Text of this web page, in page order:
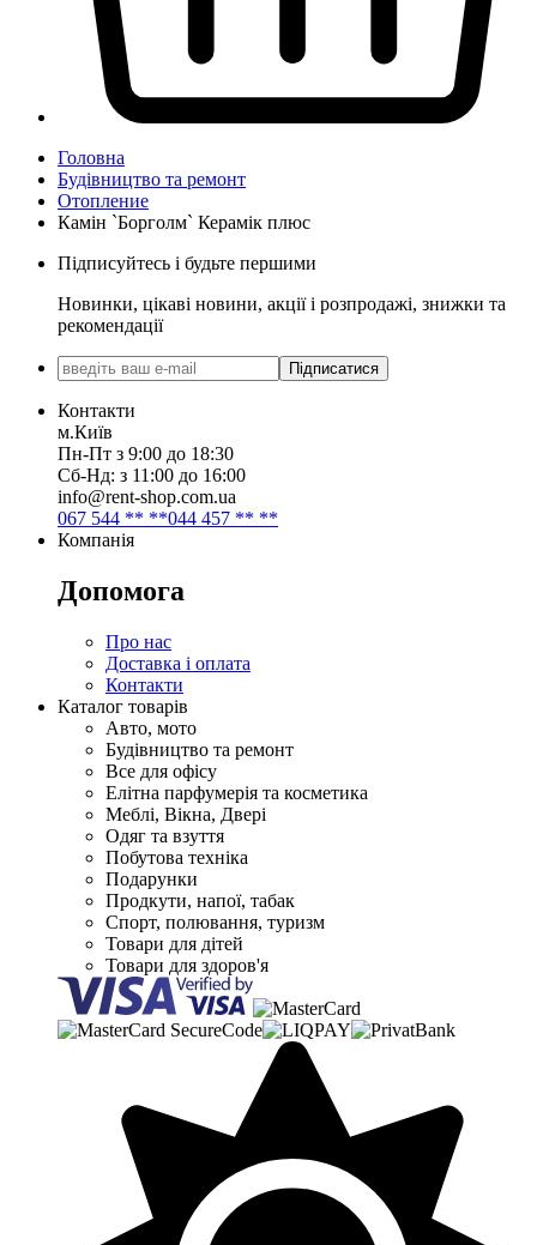
Головна
Будівництво та ремонт
Отопление
Камін `Борголм` Керамік плюс
Підписуйтесь і будьте першими
Новинки, цікаві новини, акції і розпродажі, знижки та
рекомендації
Підписатися
Контакти
м.Київ
Пн-Пт з 9:00 до 18:30
Сб-Нд: з 11:00 до 16:00
info@rent-shop.com.ua
067 544 ** **044 457 ** **
Компанія
Допомога
Про нас
Доставка і оплата
Контакти
Каталог товарів
Авто, мото
Будівництво та ремонт
Все для офісу
Елітна парфумерія та косметика
Меблі, Вікна, Двері
Одяг та взуття
Побутова техніка
Подарунки
Продкути, напої, табак
Спорт, полювання, туризм
Товари для дітей
Товари для здоров'я